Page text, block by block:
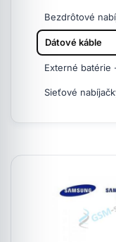
Bezdrôtové
Dátové káble
Externé batérie
Sieťové